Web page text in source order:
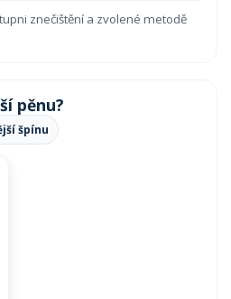
znečištění a zvolené metodě
pěnu?
špínu